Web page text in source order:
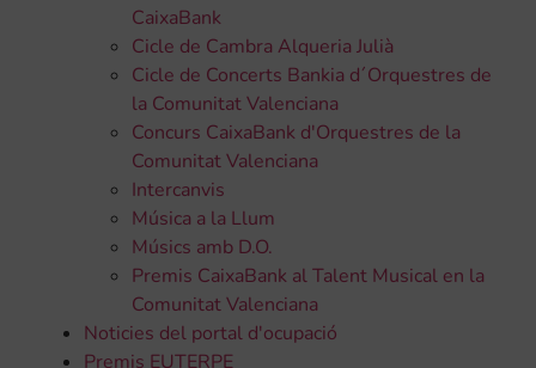
CaixaBank
Cicle de Cambra Alqueria Julià
Cicle de Concerts Bankia d´Orquestres de
la Comunitat Valenciana
Concurs CaixaBank d'Orquestres de la
Comunitat Valenciana
Intercanvis
Música a la Llum
Músics amb D.O.
Premis CaixaBank al Talent Musical en la
Comunitat Valenciana
Noticies del portal d'ocupació
Premis EUTERPE